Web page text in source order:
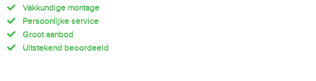
Vakkundige montage
Persoonlijke service
Groot aanbod
Uitstekend beoordeeld